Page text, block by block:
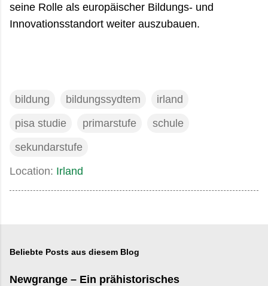
seine Rolle als europäischer Bildungs- und
Innovationsstandort weiter auszubauen.
bildung bildungssydtem
irland
pisa studie
primarstufe
schule
sekundarstufe
Location: Irland
Beliebte Posts aus diesem Blog
Newgrange – Ein prähistorisches